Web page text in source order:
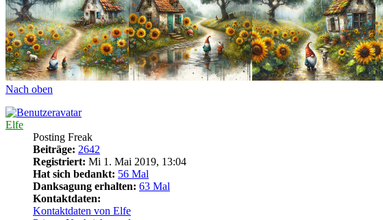
Nach oben
Elfe
Posting Freak
Beiträge: 2642
Registriert: Mi 1. Mai 2019, 13:04
Hat sich bedankt: 56 Mal
Danksagung erhalten: 63 Mal
Kontaktdaten:
Kontaktdaten von Elfe